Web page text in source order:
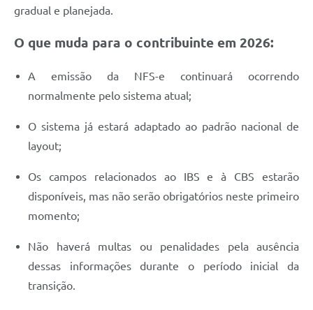
gradual e planejada.
O que muda para o contribuinte em 2026:
A emissão da NFS-e continuará ocorrendo
normalmente pelo sistema atual;
O sistema já estará adaptado ao padrão nacional de
layout;
Os campos relacionados ao IBS e à CBS estarão
disponíveis, mas não serão obrigatórios neste primeiro
momento;
Não haverá multas ou penalidades pela ausência
dessas informações durante o período inicial da
transição.